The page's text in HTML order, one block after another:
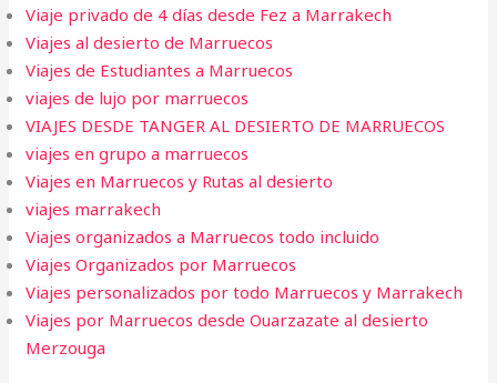
Viaje privado de 4 días desde Fez a Marrakech
Viajes al desierto de Marruecos
Viajes de Estudiantes a Marruecos
viajes de lujo por marruecos
VIAJES DESDE TANGER AL DESIERTO DE MARRUECOS
viajes en grupo a marruecos
Viajes en Marruecos y Rutas al desierto
viajes marrakech
Viajes organizados a Marruecos todo incluido
Viajes Organizados por Marruecos
Viajes personalizados por todo Marruecos y Marrakech
Viajes por Marruecos desde Ouarzazate al desierto
Merzouga